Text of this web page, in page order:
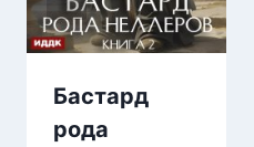
Бастард
рода